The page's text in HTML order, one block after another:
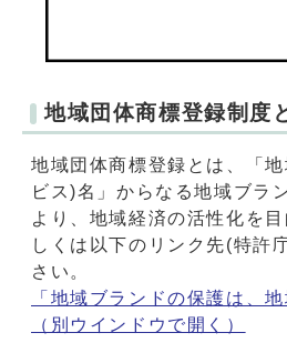
地域団体商標登録制度
地域団体商標登録とは、「
ビス)名」からなる地域ブラ
より、地域経済の活性化を
しくは以下のリンク先(特許
さい。
「地域ブランドの保護は、
（別ウインドウで開く）